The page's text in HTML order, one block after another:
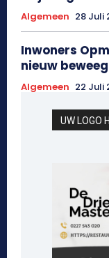
Algemeen 28 Juli
Inwoners
nieuw
Algemeen 22 Juli
UW LOGO